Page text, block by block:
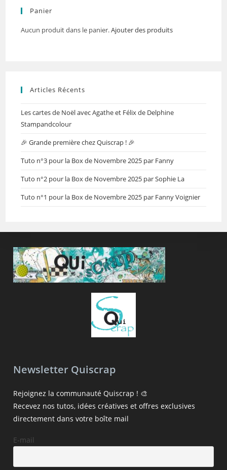
Panier
Aucun produit dans le panier.Ajouter des produits
Articles Récents
Les cartes de Noël avec Agathe et Félix de Delphine
Stampandcolour
🎉 Grande première chez Quiscrap ! 🎉
Tuto n°3 pour la Box de Novembre 2025 par Fanny
Tuto n°2 pour la Box de Novembre 2025 par Sophie La
Tuto n°1 pour la Box de Novembre 2025 par Fanny Voignier
Newsletter Quiscrap
Rejoignez la communauté Quiscrap ! 🎨
Recevez nos tutos, idées créatives et offres exclusives
directement dans votre boîte mail
E-mail